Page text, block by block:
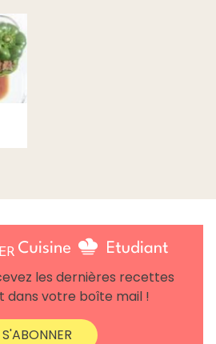
les dernières recettes
dans votre boîte mail !
S'ABONNER